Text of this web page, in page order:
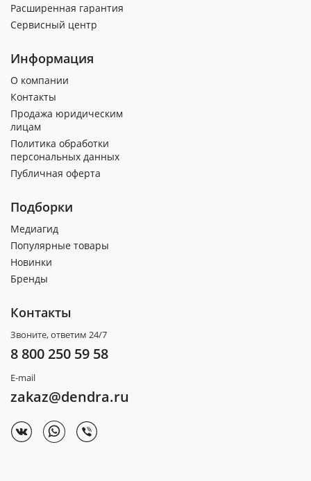
Расширенная гарантия
Сервисный центр
Информация
О компании
Контакты
Продажа юридическим
лицам
Политика обработки
персональных данных
Публичная оферта
Подборки
Медиагид
Популярные товары
Новинки
Бренды
Контакты
Звоните, ответим 24/7
8 800 250 59 58
E-mail
zakaz@dendra.ru